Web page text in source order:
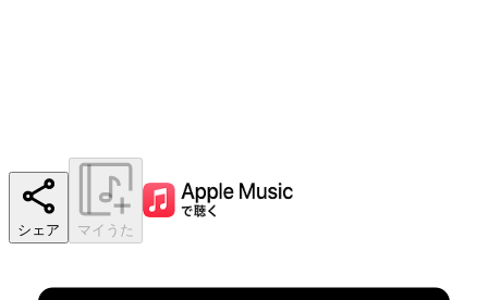
シェア マイうた